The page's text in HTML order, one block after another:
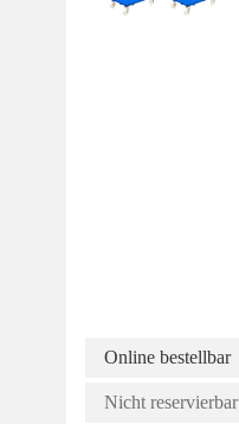
Online bestellbar
Nicht reservierbar